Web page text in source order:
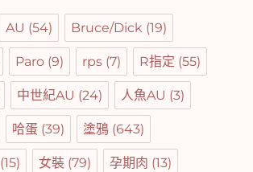
AU (54) Bruce/Dick (19)
Paro (9) rps (7) R指定 (55)
中世紀AU (24) 人魚AU (3)
哈蛋 (39) 塗鴉 (643)
(15) 女裝 (79) 孕期肉 (13)